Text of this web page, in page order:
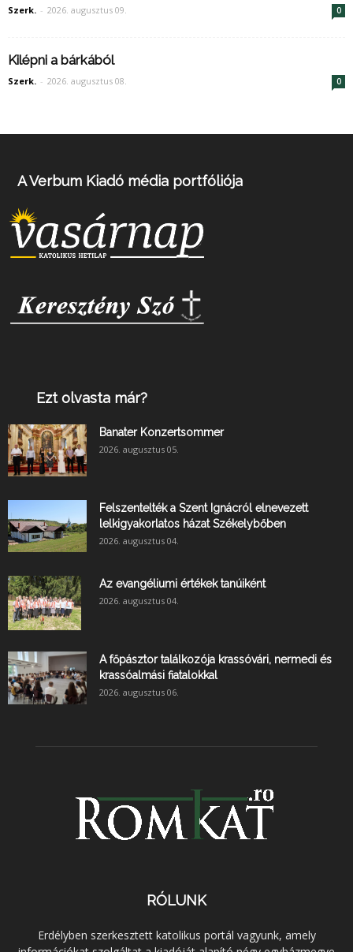
Szerk. - 2026. augusztus 09. 0
Kilépni a bárkából
Szerk. - 2026. augusztus 08. 0
A Verbum Kiadó média portfóliója
Ezt olvasta már?
Banater Konzertsommer
2026. augusztus 05.
Felszentelték a Szent Ignácról elnevezett
lelkigyakorlatos házat Székelybőben
2026. augusztus 04.
Az evangéliumi értékek tanúiként
2026. augusztus 04.
A főpásztor találkozója krassóvári, nermedi és
krassóalmási fiatalokkal
2026. augusztus 06.
RÓLUNK
Erdélyben szerkesztett katolikus portál vagyunk, amely